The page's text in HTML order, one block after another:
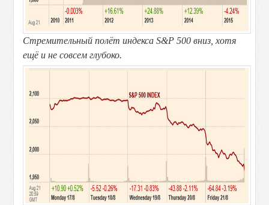
Стремительный полёт индекса S&P 500 вниз, хотя
ещё и не совсем глубоко.